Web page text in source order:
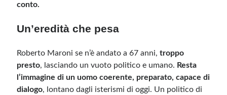
conto.
Un’eredità che pesa
Roberto Maroni se n’è andato a 67 anni,troppo
presto, lasciando un vuoto politico e umano. Resta
l’immagine di un uomo coerente, preparato, capace di
dialogo, lontano dagli isterismi di oggi. Un politico di